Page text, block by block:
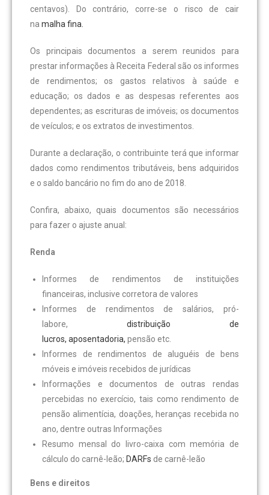
centavos). Do contrário, corre-se o risco de cair
na malha fina.
Os principais documentos a serem reunidos para
prestar informações à Receita Federal são os informes
de rendimentos; os gastos relativos à saúde e
educação; os dados e as despesas referentes aos
dependentes; as escrituras de imóveis; os documentos
de veículos; e os extratos de investimentos.
Durante a declaração, o contribuinte terá que informar
dados como rendimentos tributáveis, bens adquiridos
e o saldo bancário no fim do ano de 2018.
Confira, abaixo, quais documentos são necessários
para fazer o ajuste anual:
Renda
Informes de rendimentos de instituições
financeiras, inclusive corretora de valores
Informes de rendimentos de salários, pró-
labore, distribuição de
lucros, aposentadoria, pensão etc.
Informes de rendimentos de aluguéis de bens
móveis e imóveis recebidos de jurídicas
Informações e documentos de outras rendas
percebidas no exercício, tais como rendimento de
pensão alimentícia, doações, heranças recebida no
ano, dentre outras Informações
Resumo mensal do livro-caixa com memória de
cálculo do carnê-leão; DARFs de carnê-leão
Bens e direitos